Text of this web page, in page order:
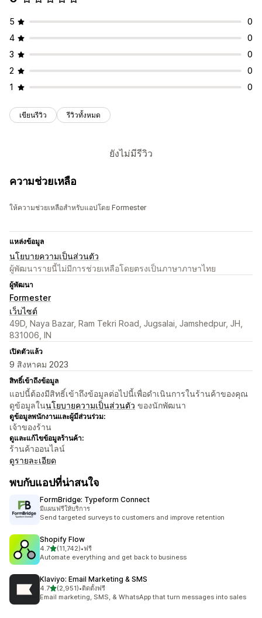
5
0
4
0
3
0
2
0
1
0
เขียนรีวิว รีวิวทั้งหมด
ยังไม่มีรีวิว
ความช่วยเหลือ
ให้ความช่วยเหลือสำหรับแอปโดย Formester
แหล่งข้อมูล
นโยบายความเป็นส่วนตัว
ผู้พัฒนารายนี้ไม่มีการช่วยเหลือโดยตรงเป็นภาษาภาษาไทย
ผู้พัฒนา
Formester
เว็บไซต์
49D, Naya Bazar, Ram Tekri Road, Jugsalai, Jamshedpur, JH,
831006, IN
เปิดตัวแล้ว
9 สิงหาคม 2023
สิทธิ์เข้าถึงข้อมูล
แอปนี้ต้องมีสิทธิ์เข้าถึงข้อมูลต่อไปนี้เพื่อดำเนินการในร้านค้าของคุณ
ดูข้อมูลในนโยบายความเป็นส่วนตัว ของนักพัฒนา
ดูข้อมูลพนักงานและผู้มีส่วนร่วม:
เจ้าของร้าน
ดูและแก้ไขข้อมูลร้านค้า:
ร้านค้าออนไลน์
ดูรายละเอียด
พบกับแอปที่น่าสนใจ
FormBridge: Typeform Connect
มีแผนฟรีให้บริการ
Send targeted surveys to customers and improve retention
Shopify Flow
4.7เต็ม 5 ดาว
(11,742)
ทั้งหมด 11742 รีวิว
•ฟรี
Automate everything and get back to business
Klaviyo: Email Marketing & SMS
4.7เต็ม 5 ดาว
(2,951)
ทั้งหมด 2951 รีวิว
•ติดตั้งฟรี
Email marketing, SMS, & WhatsApp that turn messages into sales